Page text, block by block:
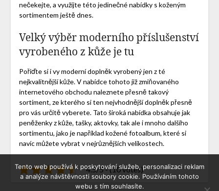
nečekejte, a využijte této jedinečné nabídky s koženým
sortimentem ještě dnes.
Velký výběr moderního příslušenství
vyrobeného z kůže je tu
Pořiďte si i vy moderní doplněk vyrobený jen z té
nejkvalitnější kůže. V nabídce tohoto již zmiňovaného
internetového obchodu naleznete přesně takový
sortiment, ze kterého si ten nejvhodnější doplněk přesně
pro vás určitě vyberete. Tato široká nabídka obsahuje jak
peněženky z kůže, tašky, aktovky, tak ale i mnoho dalšího
sortimentu, jako je například kožené fotoalbum, které si
navíc můžete vybrat v nejrůznějších velikostech.
4.5/5 - (10 votes)
Tento web používá k poskytování služeb, personalizaci reklam
a analýze návštěvnosti soubory cookie. Používáním tohoto
webu s tím souhlasíte.